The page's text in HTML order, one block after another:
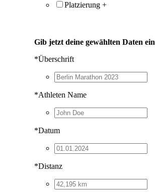
Platzierung +
Gib jetzt deine gewählten Daten ein
*Überschrift
*Athleten Name
*Datum
*Distanz